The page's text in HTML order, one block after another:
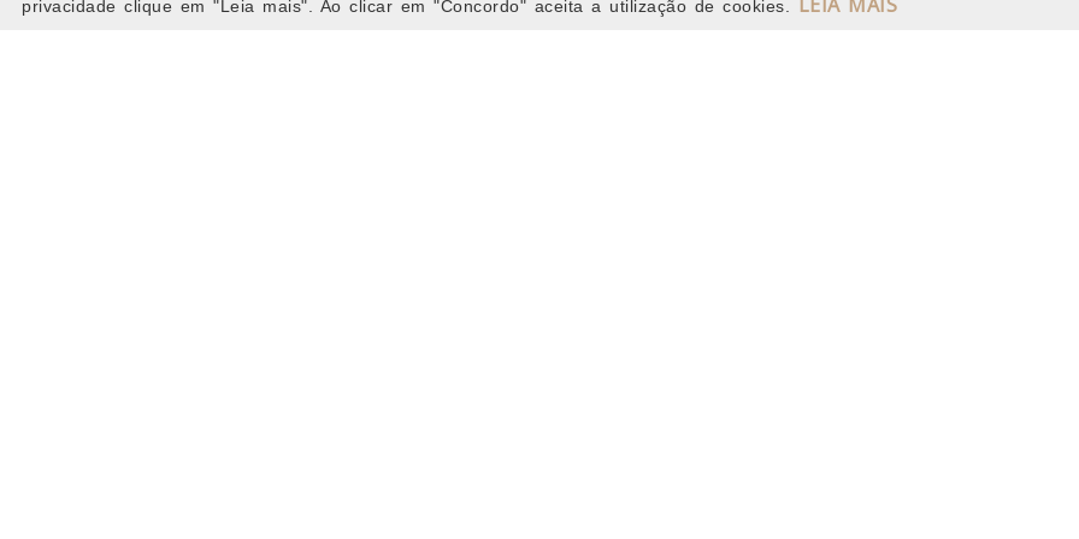
013/166 013/167 013/168
privacidade clique em "Leia mais". Ao clicar em "Concordo" aceita a utilização de cookies.